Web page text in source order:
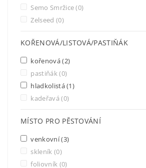
Semo Smržice(0)
Zelseed (0)
KOŘENOVÁ/LISTOVÁ/PASTIŇÁK
kořenová(2)
pastiňák(0)
hladkolistá(1)
kadeřavá(0)
MÍSTO PRO PĚSTOVÁNÍ
venkovní(3)
skleník (0)
foliovník (0)